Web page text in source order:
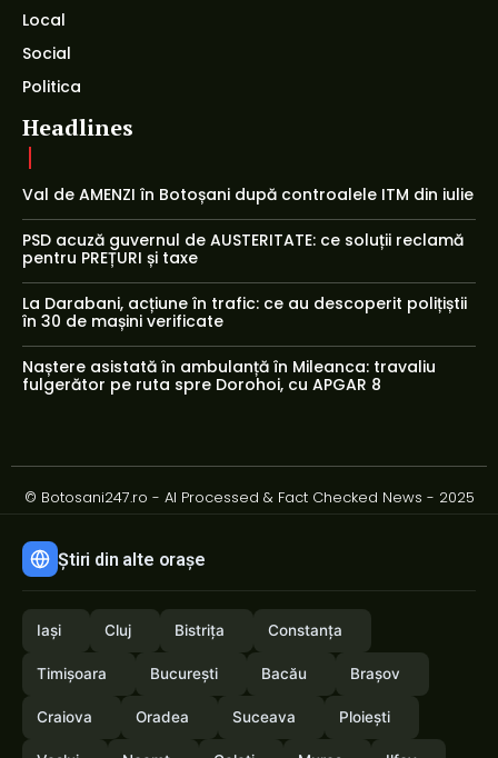
Local
Social
Politica
Headlines
Val de AMENZI în Botoșani după controalele ITM din iulie
PSD acuză guvernul de AUSTERITATE: ce soluții reclamă
pentru PREȚURI și taxe
La Darabani, acțiune în trafic: ce au descoperit polițiștii
în 30 de mașini verificate
Naștere asistată în ambulanță în Mileanca: travaliu
fulgerător pe ruta spre Dorohoi, cu APGAR 8
© Botosani247.ro - AI Processed & Fact Checked News - 2025
Știri din alte orașe
Iași Cluj Bistrița Constanța
Timișoara București Bacău Brașov
Craiova Oradea Suceava Ploiești